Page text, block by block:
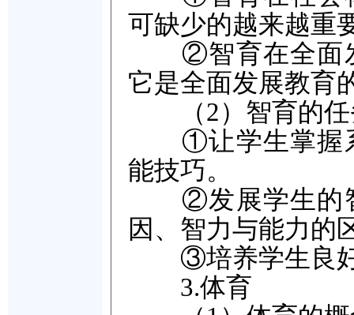
可缺少的越来越重
②智育在全面发
它是全面发展教育
（2）智育的任
①让学生掌握系
能技巧。
②发展学生的智
因、智力与能力的
③培养学生良好
3.体育